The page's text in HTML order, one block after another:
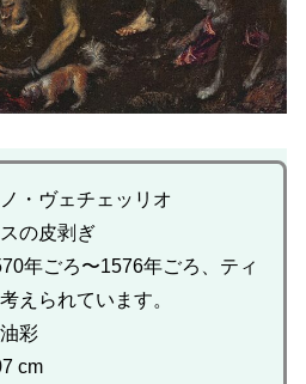
・ヴェチェッリオ
の皮剥ぎ
年ごろ〜1576年ごろ、ティ
えられています。
彩
cm